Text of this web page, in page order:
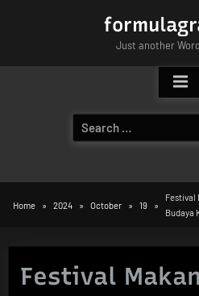
Just another
Search
for:
Home 2024 October 19
Festival
Budaya
Festival